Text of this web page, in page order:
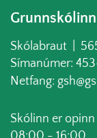
Skólabraut |
Símanúmer:
Netfang:
Skólinn er